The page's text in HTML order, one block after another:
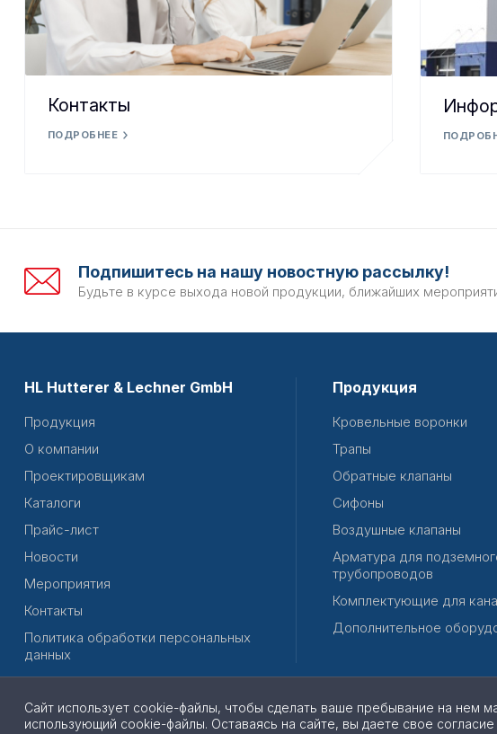
Контакты
ПОДРОБНЕЕ
Подпишитесь на нашу новостную рассылку!
Будьте в курсе выхода новой продукции, ближайших
HL Hutterer & Lechner GmbH
Продукция
О компании
Проектировщикам
Каталоги
Прайс-лист
Новости
Мероприятия
Контакты
Политика обработки персональных
данных
Продукция
Кровельные воронки
Трапы
Обратные клапаны
Сифоны
Воздушные клапаны
Арматура для
трубопроводов
Комплектующие для
Дополнительное
© 2026 | Все права защищены
Сайт использует cookie-файлы, чтобы сделать ваше пребывание на нем
использующий cookie-файлы. Оставаясь на сайте, вы даете свое